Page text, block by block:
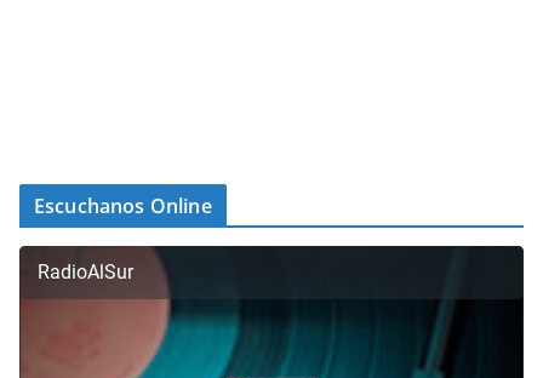
Escuchanos Online